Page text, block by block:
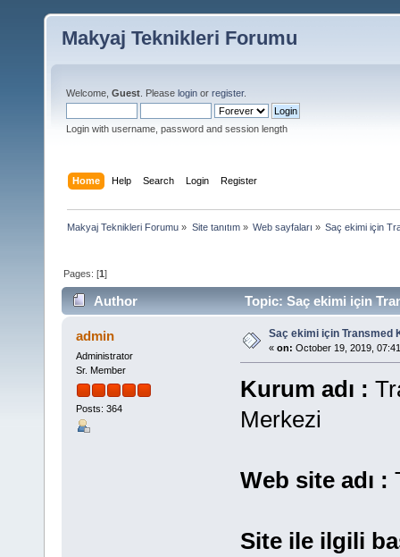
Makyaj Teknikleri Forumu
Welcome, Guest . Please login or register.
Login with username, password and session length
Home Help Search Login Register
Makyaj Teknikleri Forumu » Site tanıtım» Web sayfaları » Saç ekimi için
Pages: [1]
Author Topic: Saç ekimi için
admin
Administrator
Sr. Member
Posts: 364
Saç ekimi için Transmed
« on: October 19, 2019,
Kurum adı :
Merkezi
Web site adı :
Site ile ilgili